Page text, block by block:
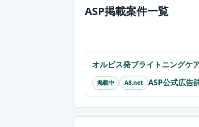
ASP掲載案件一覧
オルビス発ブライトニングケ
掲載中 A8.net ASP公式広告